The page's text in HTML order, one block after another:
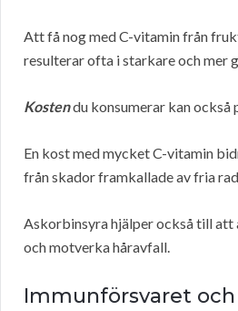
Att få nog med C-vitamin från
resulterar ofta i starkare och mer
Kostendu konsumerar kan också
En kost med mycket C-vitamin
från skador framkallade av fria
Askorbinsyra hjälper också till att
och motverka håravfall.
Immunförsvaret och